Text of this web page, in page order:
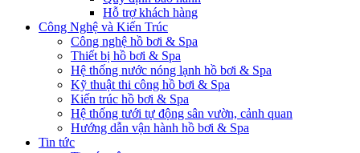
Hỗ trợ khách hàng
Công Nghệ và Kiến Trúc
Công nghệ hồ bơi & Spa
Thiết bị hồ bơi & Spa
Hệ thống nước nóng lạnh hồ bơi & Spa
Kỹ thuật thi công hồ bơi & Spa
Kiến trúc hồ bơi & Spa
Hệ thống tưới tự động sân vườn, cảnh quan
Hướng dẫn vận hành hồ bơi & Spa
Tin tức